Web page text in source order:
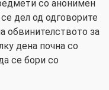
со анонимен
дел од одговорите
обвинителството за
дена почна со
се бори со